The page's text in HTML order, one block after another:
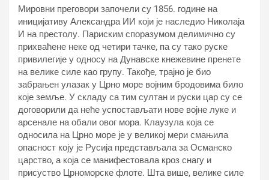
Мировни преговори започели су 1856. године на
иницијативу Александра ИИ који је наследио Николаја
И на престолу. Париским споразумом делимично су
прихваћене неке од четири тачке, па су тако руске
привилегије у односу на Дунавске кнежевине пренете
на велике силе као групу. Такође, трајно је био
забрањен улазак у Црно море војним бродовима било
које земље. У складу са тим султан и руски цар су се
договорили да неће успостављати нове војне луке и
арсенале на обали овог мора. Клаузула која се
односила на Црно море је у великој мери смањила
опасност коју је Русија представљала за Османско
царство, а која се манифестовала кроз снагу и
присуство Црноморске флоте. Шта више, велике силе